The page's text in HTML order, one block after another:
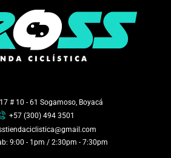
# 10 - 61 Sogamoso, Boyacá
+57 (300) 494 3501
9:00 - 1pm / 2:30pm - 7:30pm